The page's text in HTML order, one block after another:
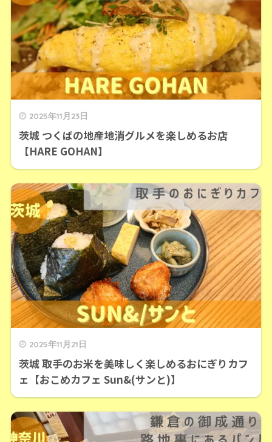
2025年11月23日
茨城 つくばの地産地消グルメを楽しめるお店
【HARE GOHAN】
2025年11月21日
茨城 取手のお米を美味しく楽しめるおにぎりカフ
ェ【おこめカフェ Sun&(サンと)】